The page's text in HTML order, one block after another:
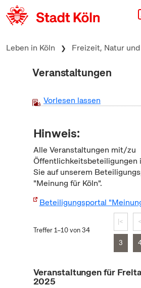
zum Inhalt springen
Leben in Köln Freizeit, Natur
Veranstaltungen
Vorlesen lassen
Hinweis:
Alle Veranstaltungen mit/zu
Öffentlichkeitsbeteiligungen
Sie auf unserem
"Meinung für Köln".
Beteiligungsportal
Treffer 1–10 von 34
|< <
3
Veranstaltungen für
2025